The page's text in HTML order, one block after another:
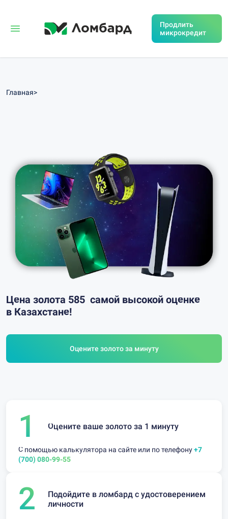
Продлить
микрокредит
Главная>
Цена золота 585 самой высокой оценке
в Казахстане!
Оцените золото за минуту
1 Оцените ваше золото за 1 минуту
С помощью калькулятора на сайте или по телефону+7
(700) 080-99-55
2
Подойдите в ломбард с удостоверением
личности